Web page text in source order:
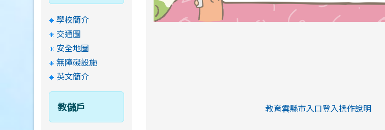
link to https://
link to https://eliteracy.edu.tw/
教育雲縣市入口登入操作說明
link to https://
學校簡介
交通圖
安全地圖
無障礙設施
英文簡介
教儲戶